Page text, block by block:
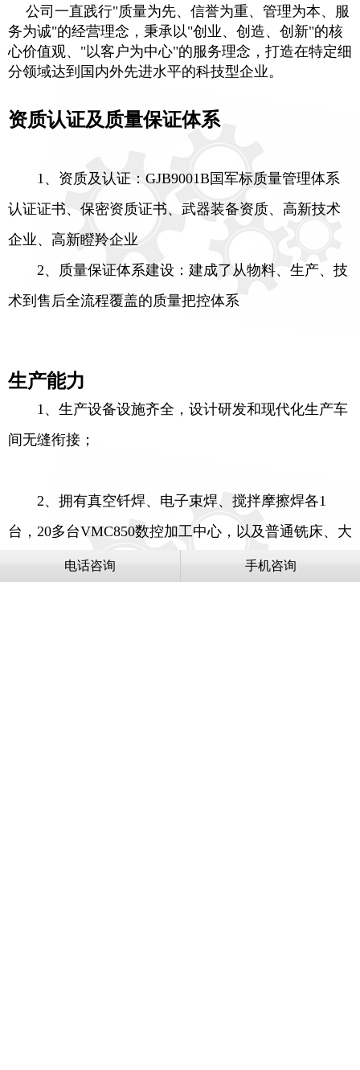
公司一直践行"质量为先、信誉为重、管理为本、服
务为诚"的经营理念，秉承以"创业、创造、创新"的核
心价值观、"以客户为中心"的服务理念，打造在特定细
分领域达到国内外先进水平的科技型企业。
资质认证及质量保证体系
1、资质及认证：GJB9001B国军标质量管理体系
认证证书、保密资质证书、武器装备资质、高新技术
企业、高新瞪羚企业
2、质量保证体系建设：建成了从物料、生产、技
术到售后全流程覆盖的质量把控体系
生产能力
1、生产设备设施齐全，设计研发和现代化生产车
间无缝衔接；
2、拥有真空钎焊、电子束焊、搅拌摩擦焊各1
台，20多台VMC850数控加工中心，以及普通铣床、大
型铣床等高精端加工设备。
电话咨询 手机咨询